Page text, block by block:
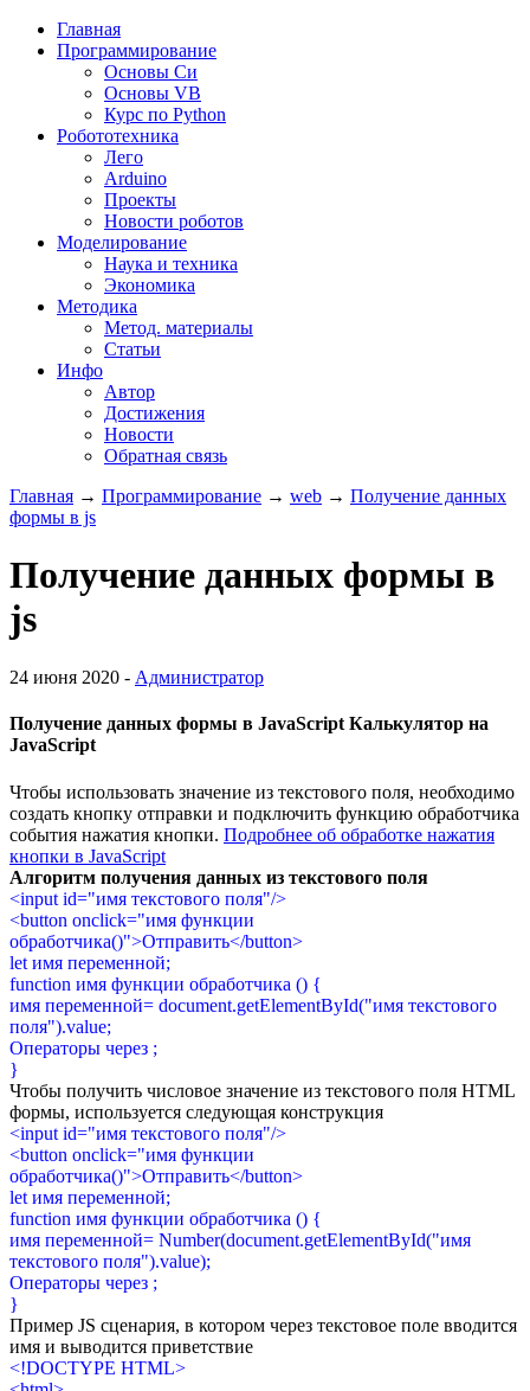
Главная
Программирование
Основы Си
Основы VB
Курс по Python
Робототехника
Лего
Arduino
Проекты
Новости роботов
Моделирование
Наука и техника
Экономика
Методика
Метод. материалы
Статьи
Инфо
Автор
Достижения
Новости
Обратная связь
Главная → Программирование → web → Получение данных
формы в js
Получение данных формы в
js
24 июня 2020 - Администратор
Получение данных формы в JavaScript Калькулятор на
JavaScript
Чтобы использовать значение из текстового поля, необходимо
создать кнопку отправки и подключить функцию обработчика
события нажатия кнопки. Подробнее об обработке нажатия
кнопки в JavaScript
Алгоритм получения данных из текстового поля
<input id="имя текстового поля"/>
<button onclick="имя функции
обработчика()">Отправить</button>
let имя переменной;
function имя функции обработчика () {
имя переменной= document.getElementById("имя текстового
поля").value;
Операторы через ;
}
Чтобы получить числовое значение из текстового поля HTML
формы, используется следующая конструкция
<input id="имя текстового поля"/>
<button onclick="имя функции
обработчика()">Отправить</button>
let имя переменной;
function имя функции обработчика () {
имя переменной= Number(document.getElementById("имя
текстового поля").value);
Операторы через ;
}
Пример JS сценария, в котором через текстовое поле вводится
имя и выводится приветствие
<!DOCTYPE HTML>